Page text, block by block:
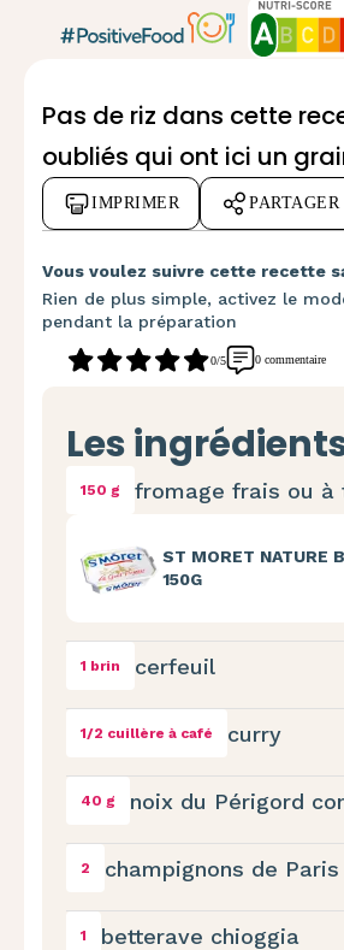
Pas de riz dans cette
oubliés qui ont ici un
IMPRIMER PARTAGER
Vous voulez suivre cette recette
Rien de plus simple, activez le
pendant la préparation
0/5 0 commentaire
Les
150 g fromage frais ou à
ST MORET NATURE
150G
1 brin cerfeuil
1/2 cuillère à café curry
40 g noix du Périgord
2 champignons de Paris
1 betterave chioggia